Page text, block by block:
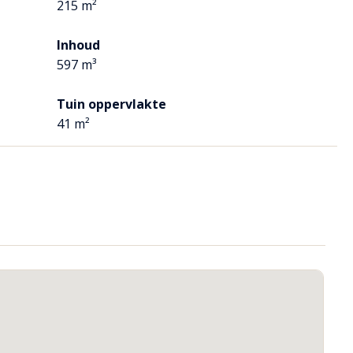
biedt de auto beschutting.
215 m²
Inhoud
597 m³
Tuin oppervlakte
41 m²